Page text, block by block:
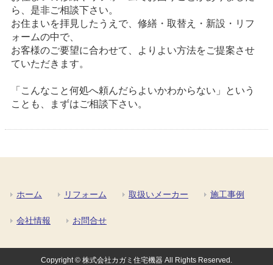
ら、是非ご相談下さい。
お住まいを拝見したうえで、修繕・取替え・新設・リフ
ォームの中で、
お客様のご要望に合わせて、よりよい方法をご提案させ
ていただきます。
「こんなこと何処へ頼んだらよいかわからない」という
ことも、まずはご相談下さい。
ホーム リフォーム 取扱いメーカー 施工事例
会社情報 お問合せ
Copyright © 株式会社カガミ住宅機器 All Rights Reserved.